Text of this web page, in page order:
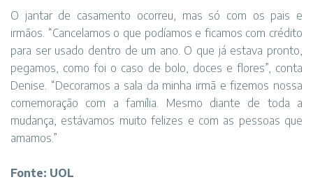
O jantar de casamento ocorreu, mas só com os pais e
irmãos. “Cancelamos o que podíamos e ficamos com crédito
para ser usado dentro de um ano. O que já estava pronto,
pegamos, como foi o caso de bolo, doces e flores”, conta
Denise. “Decoramos a sala da minha irmã e fizemos nossa
comemoração com a família. Mesmo diante de toda a
mudança, estávamos muito felizes e com as pessoas que
amamos.”
Fonte: UOL